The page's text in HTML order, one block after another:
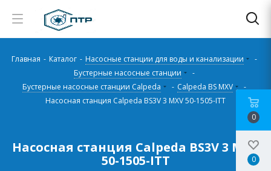
Главная - Каталог - Насосные станции для воды и канализации
-
Бустерные насосные станции
-
Бустерные насосные станции Calpeda
- Calpeda BS MXV
-
Насосная станция Calpeda BS3V 3 MXV 50-1505-ITT
Насосная станция Calpeda BS3V 3 MXV
50-1505-ITT
0
0